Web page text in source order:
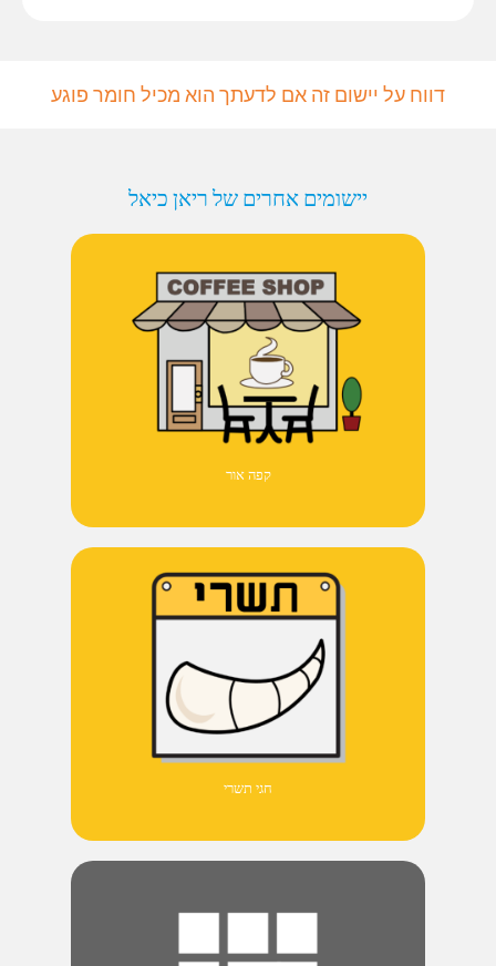
דווח על יישום זה אם לדעתך הוא מכיל חומר פוגע
יישומים אחרים של ריאן כיאל
קפה אור
חגי תשרי